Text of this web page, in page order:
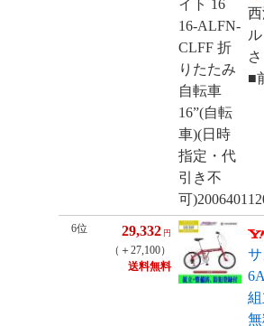
■
6位 29,332 円
（＋27,100）
送料無料